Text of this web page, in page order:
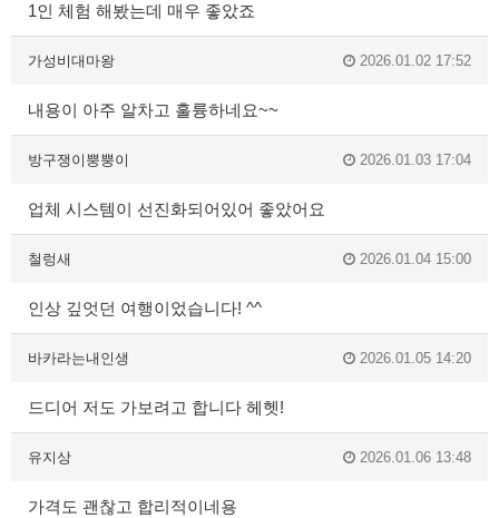
1인 체험 해봤는데 매우 좋았죠
가성비대마왕 2026.01.02 17:52
내용이 아주 알차고 훌륭하네요~~
방구쟁이뿡뿡이 2026.01.03 17:04
업체 시스템이 선진화되어있어 좋았어요
철렁새 2026.01.04 15:00
인상 깊엇던 여행이었습니다! ^^
바카라는내인생 2026.01.05 14:20
드디어 저도 가보려고 합니다 헤헷!
유지상 2026.01.06 13:48
가격도 괜찮고 합리적이네용